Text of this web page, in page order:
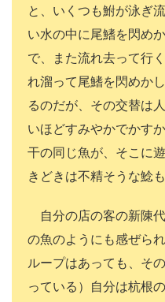
と、いくつも鮒が泳ぎ
い水の中に尾鰭を閃め
で、また流れ去って行
れ溜って尾鰭を閃めか
るのだが、その交替は
いほどすみやかでかす
干の同じ魚が、そこに
きどきは不精そうな鯰も
自分の店の客の新陳
の魚のようにも感ぜら
ループはあっても、そ
っている）自分は杭根